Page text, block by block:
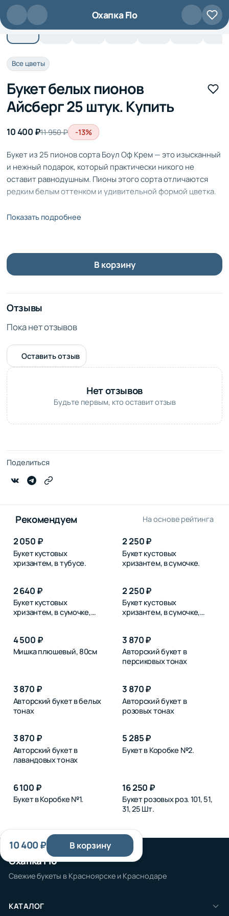
Перейти к основному содержанию
Охапка Flo
Все цветы
Букет белых пионов
Айсберг 25 штук. Купить
10 400 ₽11 950 ₽ -13%
Букет из 25 пионов сорта Боул Оф Крем — это изысканный
и нежный подарок, который практически никого не
оставит равнодушным. Пионы этого сорта отличаются
редким белым оттенком и удивительной формой цветка.
Показать подробнее
В корзину
Отзывы
Пока нет отзывов
Оставить отзыв
Нет отзывов
Будьте первым, кто оставит отзыв
Поделиться
Рекомендуем На основе рейтинга
2 050 ₽
Букет кустовых
хризантем, в тубусе.
2 250 ₽
Букет кустовых
хризантем, в сумочке.
2 640 ₽
Букет кустовых
хризантем, в сумочке,
2 250 ₽
Букет кустовых
хризантем, в сумочке,
4 500 ₽
Мишка плюшевый, 80см
3 870 ₽
Авторский букет в
персиковых тонах
3 870 ₽
Авторский букет в белых
тонах
3 870 ₽
Авторский букет в
розовых тонах
3 870 ₽
Авторский букет в
лавандовых тонах
5 285 ₽
Букет в Коробке №2.
6 100 ₽
Букет в Коробке №1.
16 250 ₽
Букет розовых роз. 101, 51,
31, 25 Шт.
10 400 ₽ В корзину
Охапка Flo
Свежие букеты в Красноярске и Краснодаре
КАТАЛОГ